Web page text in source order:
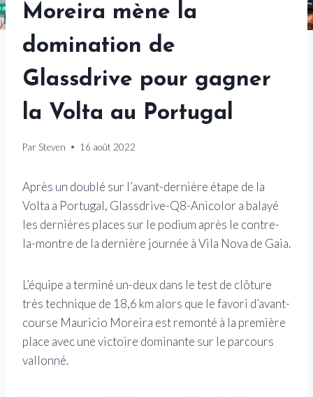
Moreira mène la
domination de
Glassdrive pour gagner
la Volta au Portugal
Par Steven 16 août 2022
Après un doublé sur l’avant-dernière étape de la
Volta a Portugal, Glassdrive-Q8-Anicolor a balayé
les dernières places sur le podium après le contre-
la-montre de la dernière journée à Vila Nova de Gaia.
L’équipe a terminé un-deux dans le test de clôture
très technique de 18,6 km alors que le favori d’avant-
course Mauricio Moreira est remonté à la première
place avec une victoire dominante sur le parcours
vallonné.